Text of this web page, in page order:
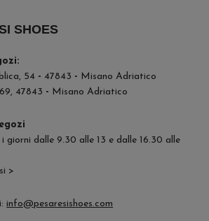
SHOES
54 - 47843 - Misano Adriatico
47843 - Misano Adriatico
giorni dalle 9.30 alle 13 e dalle 16.30 alle
>
info@pesaresishoes.com